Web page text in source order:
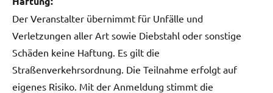
Der Veranstalter übernimmt für Unfälle und
Verletzungen aller Art sowie Diebstahl oder sonstige
Schäden keine Haftung. Es gilt die
Straßenverkehrsordnung. Die Teilnahme erfolgt auf
eigenes Risiko. Mit der Anmeldung stimmt die